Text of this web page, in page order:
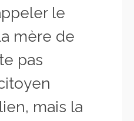
le
mère de
pas
mais la